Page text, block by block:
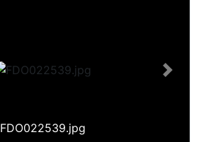
FDO022539.jpg
Next